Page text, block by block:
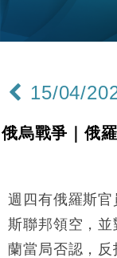
財經｜韓
12:44
財經｜日
11:12
國際｜特
司
18:31
財經｜華
15/04/
俄烏戰爭｜俄
週四有俄羅斯
斯聯邦領空，
蘭當局否認，